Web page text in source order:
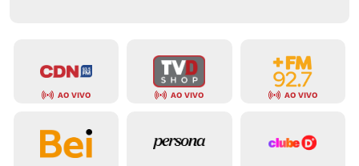
AO VIVO AO VIVO AO VIVO